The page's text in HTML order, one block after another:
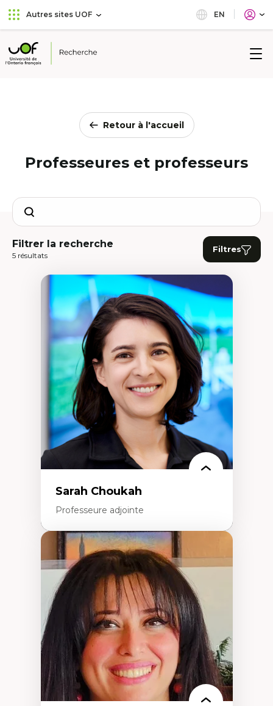
Aller
au
principal
Passer
au
Autres sites UOF EN
Université
Retour à l'accueil
Professeures et professeurs
Search
Filtrer la recherche
5 résultats
Filtres
Sarah Choukah
Professeure adjointe
Expertises
Démocratisation des nouvelles
technologies et biotechnologies
Données ouvertes
Bioart, programmation et électronique
Histoire sociale et culturelle des
technologies numériques
Résistances et droits numériques
Internet des objets
Métavers
Problématiques relatives à l’intelligence
artificielle, l’apprentissage machine et les
hautes technologies
Féminismes et nouvelles technologies